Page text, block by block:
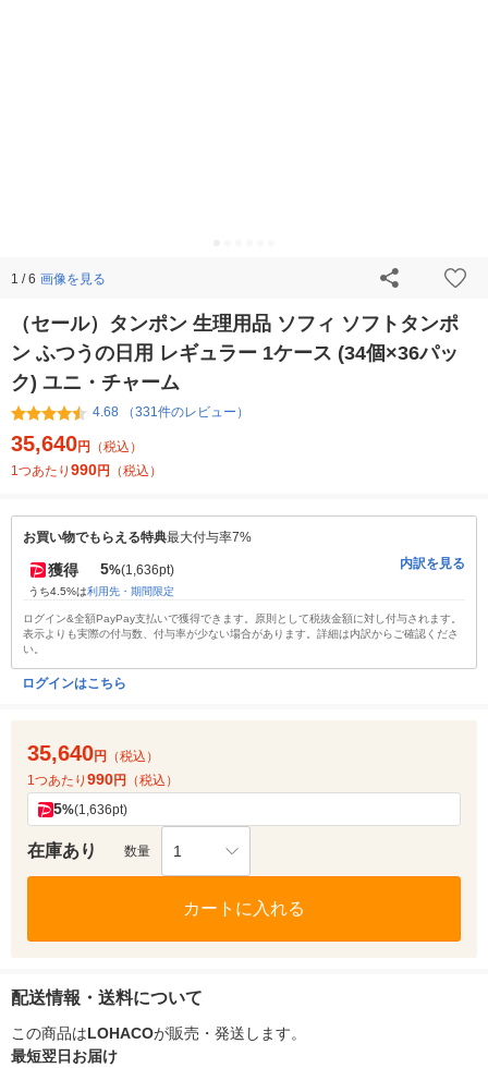
1 / 6 画像を見る
（セール）タンポン 生理用品 ソフィ ソフトタンポ
ン ふつうの日用 レギュラー 1ケース (34個×36パッ
ク) ユニ・チャーム
4.68 （331件のレビュー）
35,640円
（税込）
1つあたり 990円 （税込）
お買い物でもらえる特典最大付与率7%
獲得 5%(1,636pt)
うち4.5%は利用先・期間限定
内訳を見る
ログイン&全額PayPay支払いで獲得できます。原則として税抜金額に対し付与されます。
表示よりも実際の付与数、付与率が少ない場合があります。詳細は内訳からご確認くださ
い。
ログインはこちら
35,640円
（税込）
1つあたり 990円 （税込）
5%(1,636pt)
在庫あり 数量 1
カートに入れる
配送情報・送料について
この商品はLOHACOが販売・発送します。
最短翌日お届け